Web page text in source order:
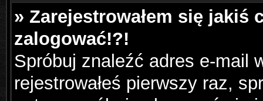
» Zarejestrowałem się jakiś
zalogować!?!
Spróbuj znaleźć adres e-mail
rejestrowałeś pierwszy raz,